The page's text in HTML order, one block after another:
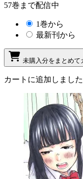
57巻まで配信中
1巻から
最新刊から
未購入分をまとめて
カートに追加しました